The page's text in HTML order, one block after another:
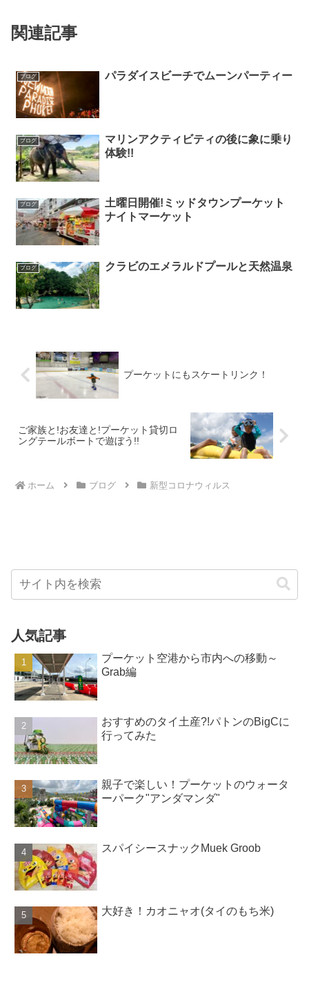
関連記事
ブログ パラダイスビーチでムーンパーティー
ブログ
マリンアクティビティの後に象に乗り
体験!!
ブログ
土曜日開催!ミッドタウンプーケット
ナイトマーケット
ブログ クラビのエメラルドプールと天然温泉
プーケットにもスケートリンク！
ご家族と!お友達と!プーケット貸切ロ
ングテールボートで遊ぼう!!
ホーム ブログ 新型コロナウィルス
人気記事
プーケット空港から市内への移動～
Grab編
おすすめのタイ土産?!パトンのBigCに
行ってみた
親子で楽しい！プーケットのウォータ
ーパーク"アンダマンダ"
スパイシースナックMuek Groob
大好き！カオニャオ(タイのもち米)